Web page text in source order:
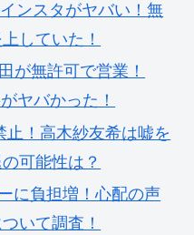
ンスタがヤバい！無
していた！
が無許可で営業！
ヤバかった！
！高木紗友希は嘘を
可能性は？
に負担増！心配の声
いて調査！